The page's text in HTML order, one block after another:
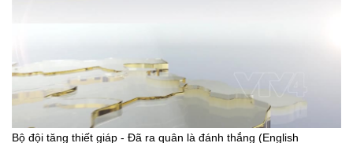
Bộ đội tăng thiết giáp - Đã ra quân là đánh thắng (English